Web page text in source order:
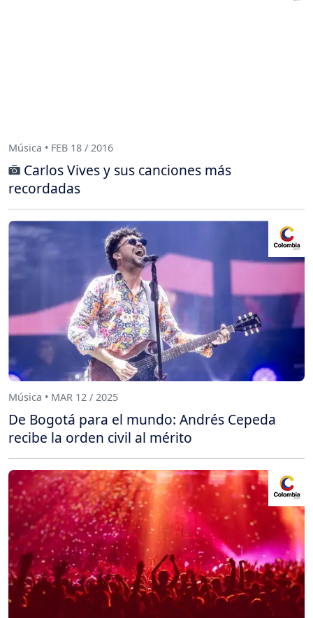
Música • FEB 18 / 2016
Carlos Vives y sus canciones más
recordadas
Música • MAR 12 / 2025
De Bogotá para el mundo: Andrés Cepeda
recibe la orden civil al mérito